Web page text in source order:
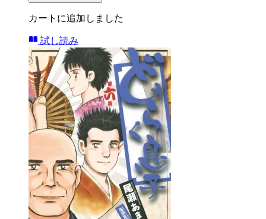
カートに追加しました
試し読み